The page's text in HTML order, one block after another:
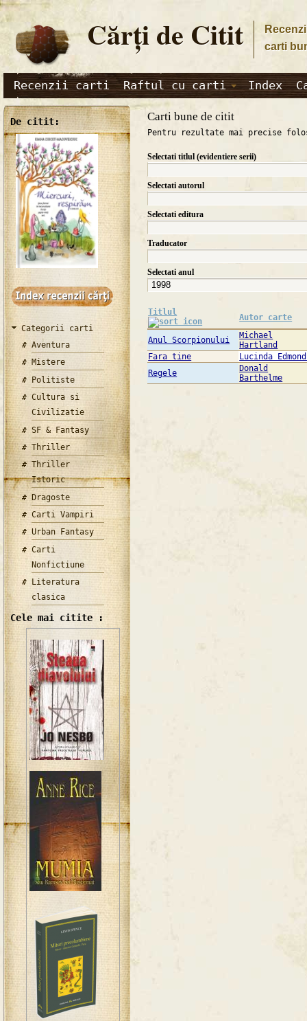
Cărţi de Citit
carti
Recenzii carti Raftul cu carti Index
De citit:
Categorii carti
Aventura
Mistere
Politiste
Cultura si
Civilizatie
SF & Fantasy
Thriller
Thriller
Istoric
Dragoste
Carti Vampiri
Urban Fantasy
Carti
Nonfictiune
Literatura
clasica
Cele mai citite :
Carti bune de citit
Pentru rezultate mai precise
Selectati titlul (evidentiere serii)
Selectati autorul
Selectati editura
Traducator
Selectati anul
Titlul
Autor carte
Anul Scorpionului
Michael
Hartland
Fara tine
Lucinda
Regele
Donald
Barthelme